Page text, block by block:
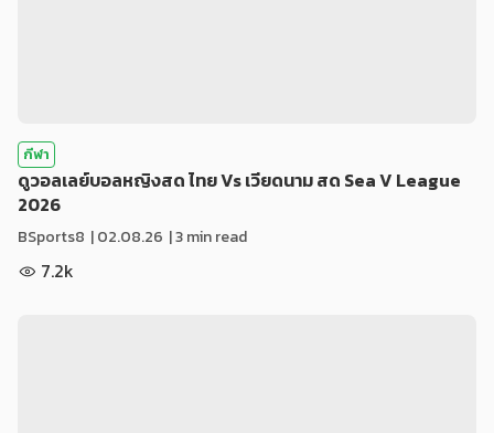
กีฬา
ดูวอลเลย์บอลหญิงสด ไทย Vs เวียดนาม สด Sea V League
2026
BSports8 |02.08.26 | 3 min read
7.2k